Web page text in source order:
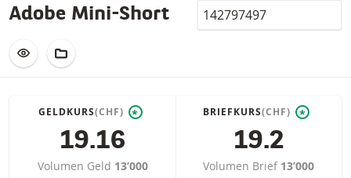
Adobe Mini-Short Valor
ZUR WATCHLIST HINZUFÜGEN
GELDKURS(CHF) *
19.16
Volumen Geld 13’000
BRIEFKURS(CHF) *
19.2
Volumen Brief 13’000